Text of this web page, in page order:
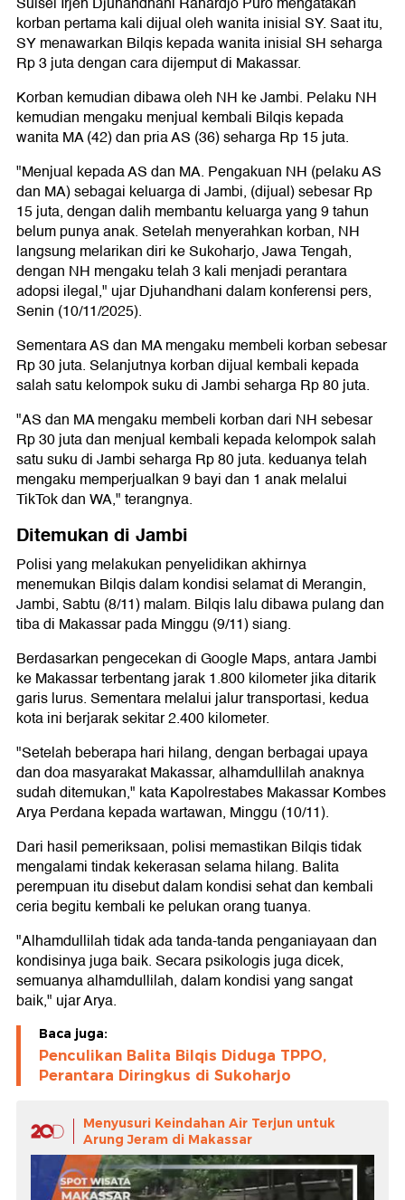
korban pertama kali dijual oleh wanita inisial SY. Saat itu,
SY menawarkan Bilqis kepada wanita inisial SH seharga
Rp 3 juta dengan cara dijemput di Makassar.
Korban kemudian dibawa oleh NH ke Jambi. Pelaku NH
kemudian mengaku menjual kembali Bilqis kepada
wanita MA (42) dan pria AS (36) seharga Rp 15 juta.
"Menjual kepada AS dan MA. Pengakuan NH (pelaku AS
dan MA) sebagai keluarga di Jambi, (dijual) sebesar Rp
15 juta, dengan dalih membantu keluarga yang 9 tahun
belum punya anak. Setelah menyerahkan korban, NH
langsung melarikan diri ke Sukoharjo, Jawa Tengah,
dengan NH mengaku telah 3 kali menjadi perantara
adopsi ilegal," ujar Djuhandhani dalam konferensi pers,
Senin (10/11/2025).
Sementara AS dan MA mengaku membeli korban sebesar
Rp 30 juta. Selanjutnya korban dijual kembali kepada
salah satu kelompok suku di Jambi seharga Rp 80 juta.
"AS dan MA mengaku membeli korban dari NH sebesar
Rp 30 juta dan menjual kembali kepada kelompok salah
satu suku di Jambi seharga Rp 80 juta. keduanya telah
mengaku memperjualkan 9 bayi dan 1 anak melalui
TikTok dan WA," terangnya.
Ditemukan di Jambi
Polisi yang melakukan penyelidikan akhirnya
menemukan Bilqis dalam kondisi selamat di Merangin,
Jambi, Sabtu (8/11) malam. Bilqis lalu dibawa pulang dan
tiba di Makassar pada Minggu (9/11) siang.
Berdasarkan pengecekan di Google Maps, antara Jambi
ke Makassar terbentang jarak 1.800 kilometer jika ditarik
garis lurus. Sementara melalui jalur transportasi, kedua
kota ini berjarak sekitar 2.400 kilometer.
"Setelah beberapa hari hilang, dengan berbagai upaya
dan doa masyarakat Makassar, alhamdullilah anaknya
sudah ditemukan," kata Kapolrestabes Makassar Kombes
Arya Perdana kepada wartawan, Minggu (10/11).
Dari hasil pemeriksaan, polisi memastikan Bilqis tidak
mengalami tindak kekerasan selama hilang. Balita
perempuan itu disebut dalam kondisi sehat dan kembali
ceria begitu kembali ke pelukan orang tuanya.
"Alhamdullilah tidak ada tanda-tanda penganiayaan dan
kondisinya juga baik. Secara psikologis juga dicek,
semuanya alhamdullilah, dalam kondisi yang sangat
baik," ujar Arya.
Baca juga:
Penculikan Balita Bilqis Diduga TPPO,
Perantara Diringkus di Sukoharjo
Menyusuri Keindahan Air Terjun untuk
Arung Jeram di Makassar